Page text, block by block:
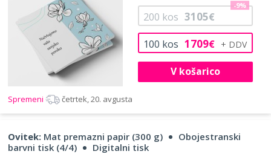
100 kos 1709€
200 kos 3105€
-9%
V košarico
Spremeni četrtek, 20. avgusta
Ovitek: Mat premazni papir (300 g)
Obojestranski
barvni tisk (4/4)
Digitalni tisk